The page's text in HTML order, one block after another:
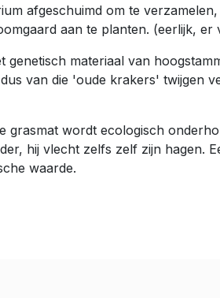
afgeschuimd om te
aan te planten. (eerlijk,
genetisch materiaal van
van die 'oude krakers' twijgen
grasmat wordt ecologisch
hij vlecht zelfs zelf zijn hagen.
waarde.